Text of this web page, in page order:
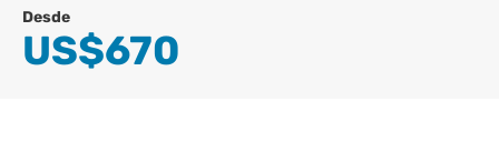
Desde
US$670